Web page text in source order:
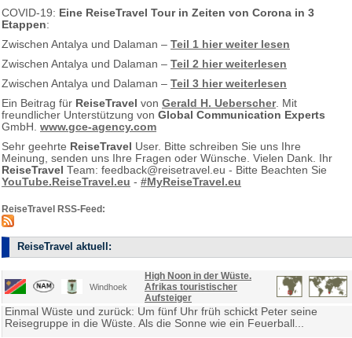
COVID-19: Eine ReiseTravel Tour in Zeiten von Corona in 3
Etappen:
Zwischen Antalya und Dalaman – Teil 1 hier weiter lesen
Zwischen Antalya und Dalaman – Teil 2 hier weiterlesen
Zwischen Antalya und Dalaman – Teil 3 hier weiterlesen
Ein Beitrag für ReiseTravel von Gerald H. Ueberscher. Mit
freundlicher Unterstützung von Global Communication Experts
GmbH. www.gce-agency.com
Sehr geehrte ReiseTravel User. Bitte schreiben Sie uns Ihre
Meinung, senden uns Ihre Fragen oder Wünsche. Vielen Dank. Ihr
ReiseTravel Team: feedback@reisetravel.eu - Bitte Beachten Sie
YouTube.ReiseTravel.eu - #MyReiseTravel.eu
ReiseTravel RSS-Feed:
ReiseTravel aktuell:
Windhoek
High Noon in der Wüste.
Afrikas touristischer
Aufsteiger
Einmal Wüste und zurück: Um fünf Uhr früh schickt Peter seine
Reisegruppe in die Wüste. Als die Sonne wie ein Feuerball...